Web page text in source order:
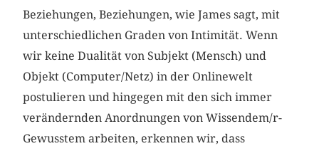
Beziehungen, Beziehungen, wie James sagt, mit
unterschiedlichen Graden von Intimität. Wenn
wir keine Dualität von Subjekt (Mensch) und
Objekt (Computer/Netz) in der Onlinewelt
postulieren und hingegen mit den sich immer
verändernden Anordnungen von Wissendem/r-
Gewusstem arbeiten, erkennen wir, dass